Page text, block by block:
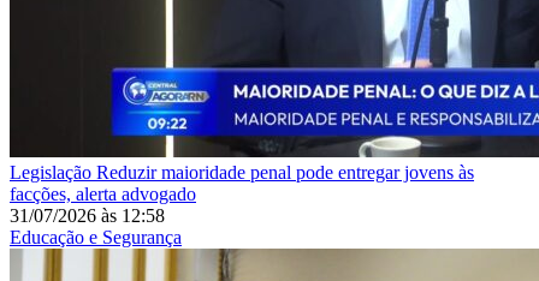
Legislação Reduzir maioridade penal pode entregar jovens às
facções, alerta advogado
31/07/2026 às 12:58
Educação e Segurança